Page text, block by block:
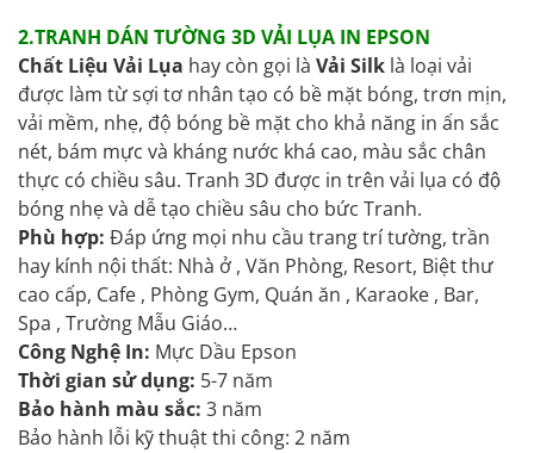
2.TRANH DÁN TƯỜNG 3D VẢI LỤA IN EPSON
Chất Liệu Vải Lụa hay còn gọi là Vải Silk là loại vải
được làm từ sợi tơ nhân tạo có bề mặt bóng, trơn mịn,
vải mềm, nhẹ, độ bóng bề mặt cho khả năng in ấn sắc
nét, bám mực và kháng nước khá cao, màu sắc chân
thực có chiều sâu. Tranh 3D được in trên vải lụa có độ
bóng nhẹ và dễ tạo chiều sâu cho bức Tranh.
Phù hợp: Đáp ứng mọi nhu cầu trang trí tường, trần
hay kính nội thất: Nhà ở , Văn Phòng, Resort, Biệt thư
cao cấp, Cafe , Phòng Gym, Quán ăn , Karaoke , Bar,
Spa , Trường Mẫu Giáo…
Công Nghệ In: Mực Dầu Epson
Thời gian sử dụng: 5-7 năm
Bảo hành màu sắc: 3 năm
Bảo hành lỗi kỹ thuật thi công: 2 năm